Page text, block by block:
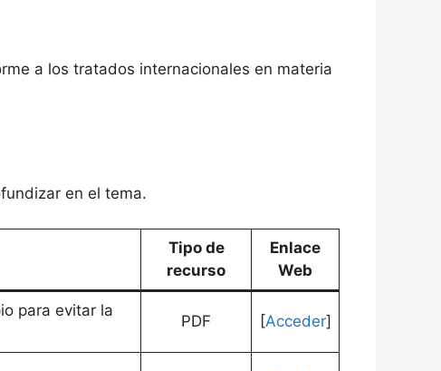
a los tratados internacionales en materia
en el tema.
Tipo de
recurso
Enlace
Web
para evitar la
PDF [Acceder]